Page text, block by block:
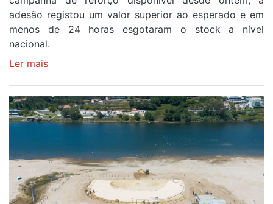
adesão registou um valor superior ao esperado e em
menos de 24 horas esgotaram o stock a nível
nacional.
Ler mais
gratuitos
para
observar
eclipse
solar
esgotam
em